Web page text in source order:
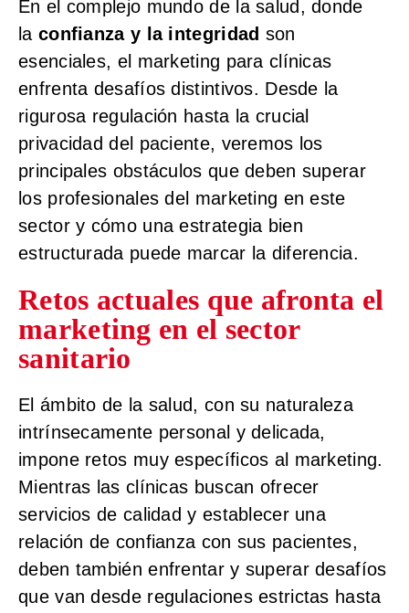
En el complejo mundo de la salud, donde
la confianza y la integridad son
esenciales, el marketing para clínicas
enfrenta desafíos distintivos. Desde la
rigurosa regulación hasta la crucial
privacidad del paciente, veremos los
principales obstáculos que deben superar
los profesionales del marketing en este
sector y cómo una estrategia bien
estructurada puede marcar la diferencia.
Retos actuales que afronta el
marketing en el sector
sanitario
El ámbito de la salud, con su naturaleza
intrínsecamente personal y delicada,
impone retos muy específicos al marketing.
Mientras las clínicas buscan ofrecer
servicios de calidad y establecer una
relación de confianza con sus pacientes,
deben también enfrentar y superar desafíos
que van desde regulaciones estrictas hasta